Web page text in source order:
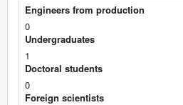
Engineers from production
0
Undergraduates
1
Doctoral students
0
Foreign scientists